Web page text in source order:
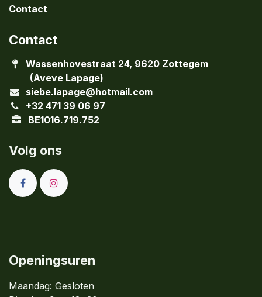
Contact
Contact
Wassenhovestraat 24, 9620 Zottegem
(Aveve Lapage)
siebe.lapage@hotmail.com
+32 471 39 06 97
BE1016.719.752
Volg ons
Openingsuren
Maandag: Gesloten